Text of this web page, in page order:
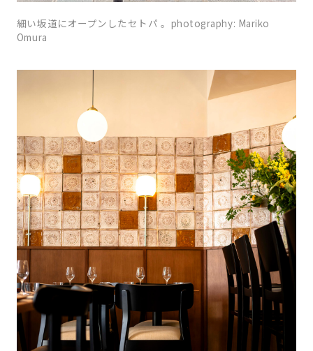
細い坂道にオープンしたセトパ 。photography: Mariko
Omura